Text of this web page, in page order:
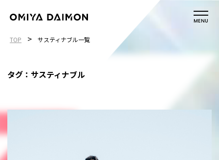
MENU
TOP > サスティナブル一覧
タグ：サスティナブル